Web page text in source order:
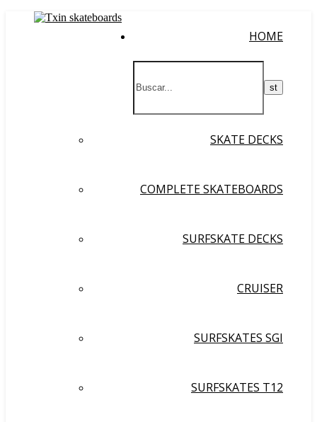
HOME
SKATE DECKS
COMPLETE SKATEBOARDS
SURFSKATE DECKS
CRUISER
SURFSKATES SGI
SURFSKATES T12